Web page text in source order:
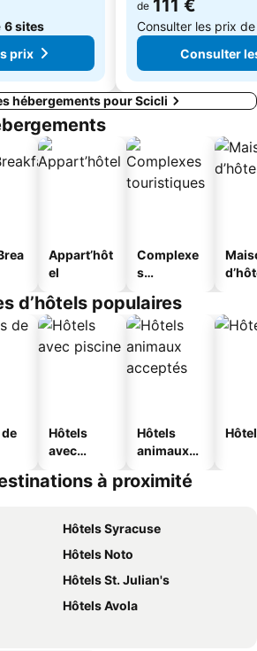
6 sites
prix
de 111 €
Consulter les prix
Consulter
hébergements pour Scicli
Appart’hôt
el
Complexe
s
s
d’hôtels populaires
Hôtels
avec
Hôtels
animaux
à proximité
Hôtels Syracuse
Hôtels Noto
Hôtels St. Julian's
Hôtels Avola